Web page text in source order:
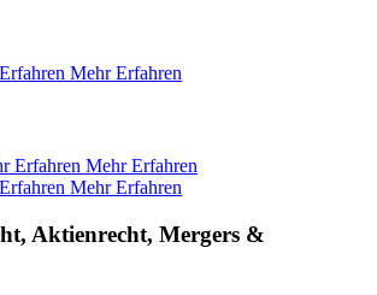
Mehr Erfahren
Erfahren Mehr Erfahren
Mehr Erfahren
Aktienrecht, Mergers &